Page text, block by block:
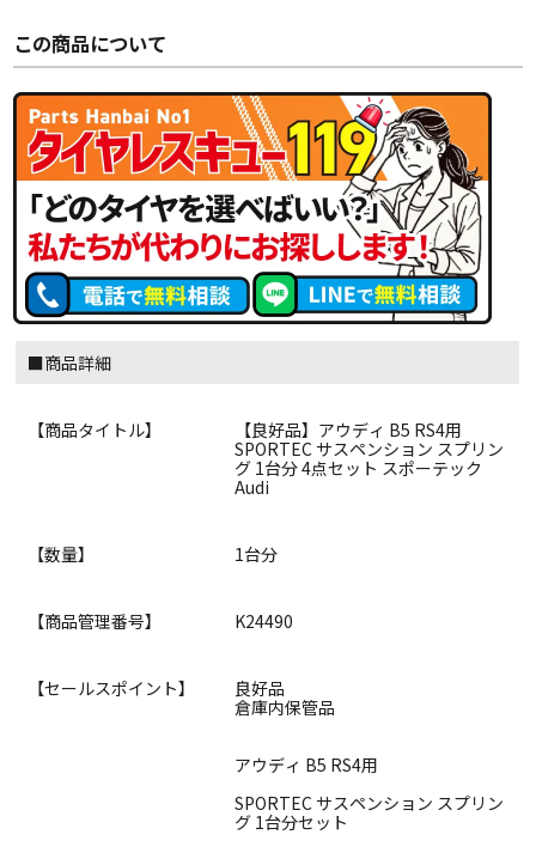
この商品について
■商品詳細
【商品タイトル】
【良好品】アウディ B5 RS4用
SPORTEC サスペンション スプリン
グ 1台分 4点セット スポーテック
Audi
【数量】 1台分
【商品管理番号】 K24490
【セールスポイント】
良好品
倉庫内保管品
アウディ B5 RS4用
SPORTEC サスペンション スプリン
グ 1台分セット